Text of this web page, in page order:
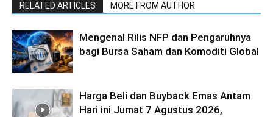
RELATED ARTICLES MORE FROM AUTHOR
Mengenal Rilis NFP dan Pengaruhnya
bagi Bursa Saham dan Komoditi Global
Harga Beli dan Buyback Emas Antam
Hari ini Jumat 7 Agustus 2026,